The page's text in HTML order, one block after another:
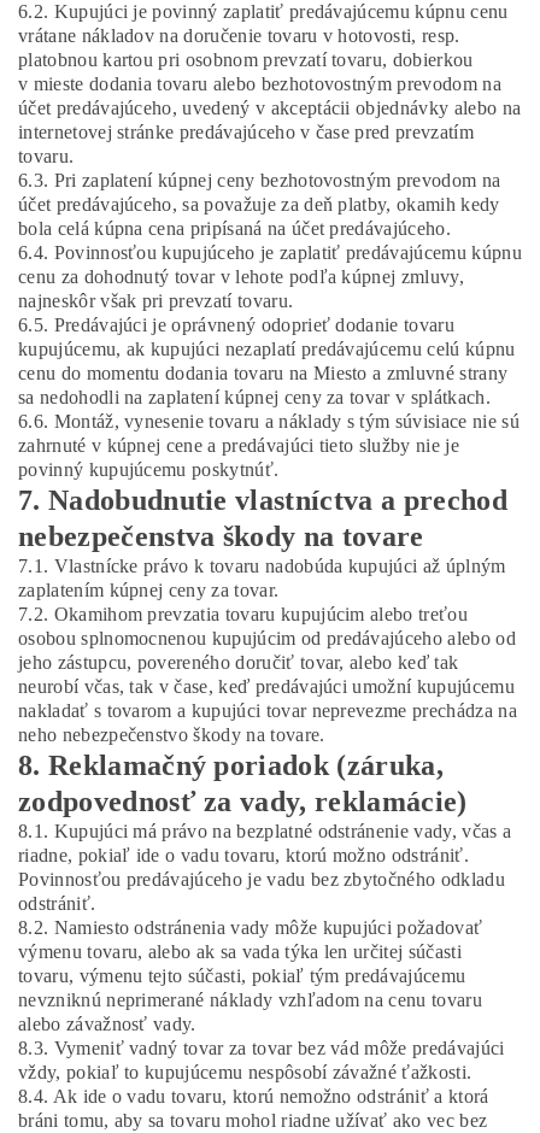
6.2. Kupujúci je povinný zaplatiť predávajúcemu kúpnu cenu
vrátane nákladov na doručenie tovaru v hotovosti, resp.
platobnou kartou pri osobnom prevzatí tovaru, dobierkou
v mieste dodania tovaru alebo bezhotovostným prevodom na
účet predávajúceho, uvedený v akceptácii objednávky alebo na
internetovej stránke predávajúceho v čase pred prevzatím
tovaru.
6.3. Pri zaplatení kúpnej ceny bezhotovostným prevodom na
účet predávajúceho, sa považuje za deň platby, okamih kedy
bola celá kúpna cena pripísaná na účet predávajúceho.
6.4. Povinnosťou kupujúceho je zaplatiť predávajúcemu kúpnu
cenu za dohodnutý tovar v lehote podľa kúpnej zmluvy,
najneskôr však pri prevzatí tovaru.
6.5. Predávajúci je oprávnený odoprieť dodanie tovaru
kupujúcemu, ak kupujúci nezaplatí predávajúcemu celú kúpnu
cenu do momentu dodania tovaru na Miesto a zmluvné strany
sa nedohodli na zaplatení kúpnej ceny za tovar v splátkach.
6.6. Montáž, vynesenie tovaru a náklady s tým súvisiace nie sú
zahrnuté v kúpnej cene a predávajúci tieto služby nie je
povinný kupujúcemu poskytnúť.
7. Nadobudnutie vlastníctva a prechod
nebezpečenstva škody na tovare
7.1. Vlastnícke právo k tovaru nadobúda kupujúci až úplným
zaplatením kúpnej ceny za tovar.
7.2. Okamihom prevzatia tovaru kupujúcim alebo treťou
osobou splnomocnenou kupujúcim od predávajúceho alebo od
jeho zástupcu, povereného doručiť tovar, alebo keď tak
neurobí včas, tak v čase, keď predávajúci umožní kupujúcemu
nakladať s tovarom a kupujúci tovar neprevezme prechádza na
neho nebezpečenstvo škody na tovare.
8. Reklamačný poriadok (záruka,
zodpovednosť za vady, reklamácie)
8.1. Kupujúci má právo na bezplatné odstránenie vady, včas a
riadne, pokiaľ ide o vadu tovaru, ktorú možno odstrániť.
Povinnosťou predávajúceho je vadu bez zbytočného odkladu
odstrániť.
8.2. Namiesto odstránenia vady môže kupujúci požadovať
výmenu tovaru, alebo ak sa vada týka len určitej súčasti
tovaru, výmenu tejto súčasti, pokiaľ tým predávajúcemu
nevzniknú neprimerané náklady vzhľadom na cenu tovaru
alebo závažnosť vady.
8.3. Vymeniť vadný tovar za tovar bez vád môže predávajúci
vždy, pokiaľ to kupujúcemu nespôsobí závažné ťažkosti.
8.4. Ak ide o vadu tovaru, ktorú nemožno odstrániť a ktorá
bráni tomu, aby sa tovaru mohol riadne užívať ako vec bez